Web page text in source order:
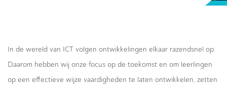
In de wereld van ICT volgen ontwikkelingen elkaar razendsnel op.
Daarom hebben wij onze focus op de toekomst en om leerlingen
op een effectieve wijze vaardigheden te laten ontwikkelen, zetten